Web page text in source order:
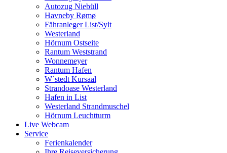
Autozug Niebüll
Havneby Rømø
Fähranleger List/Sylt
Westerland
Hörnum Ostseite
Rantum Weststrand
Wonnemeyer
Rantum Hafen
W`stedt Kursaal
Strandoase Westerland
Hafen in List
Westerland Strandmuschel
Hörnum Leuchtturm
Live Webcam
Service
Ferienkalender